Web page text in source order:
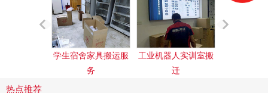
学生宿舍家具搬运服
务
工业机器人实训室搬
迁
热点推荐